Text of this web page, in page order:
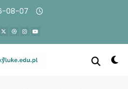
08-07